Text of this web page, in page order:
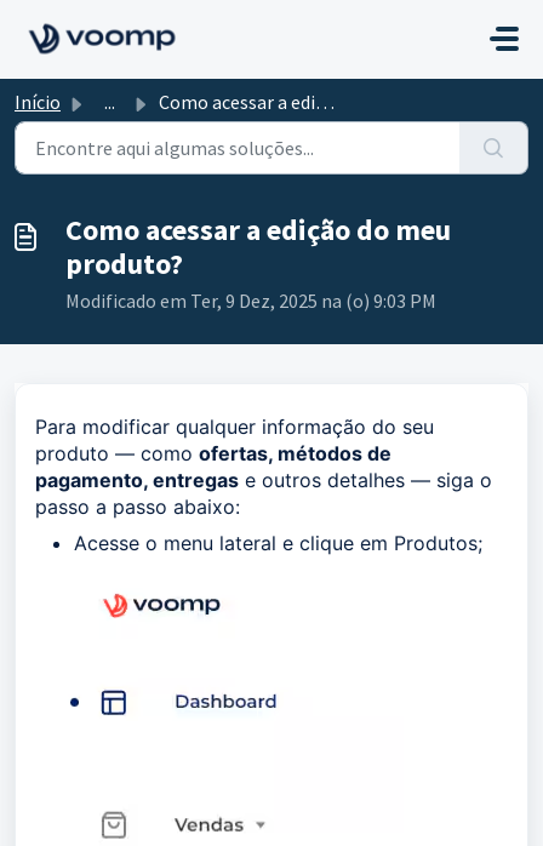
Início ... Como acessar a edição do meu produto?
Como acessar a edição do meu
produto?
Modificado em Ter, 9 Dez, 2025 na (o) 9:03 PM
Para modificar qualquer informação do seu
produto — como ofertas, métodos de
pagamento, entregas e outros detalhes — siga o
passo a passo abaixo:
Acesse o menu lateral e clique em Produtos;